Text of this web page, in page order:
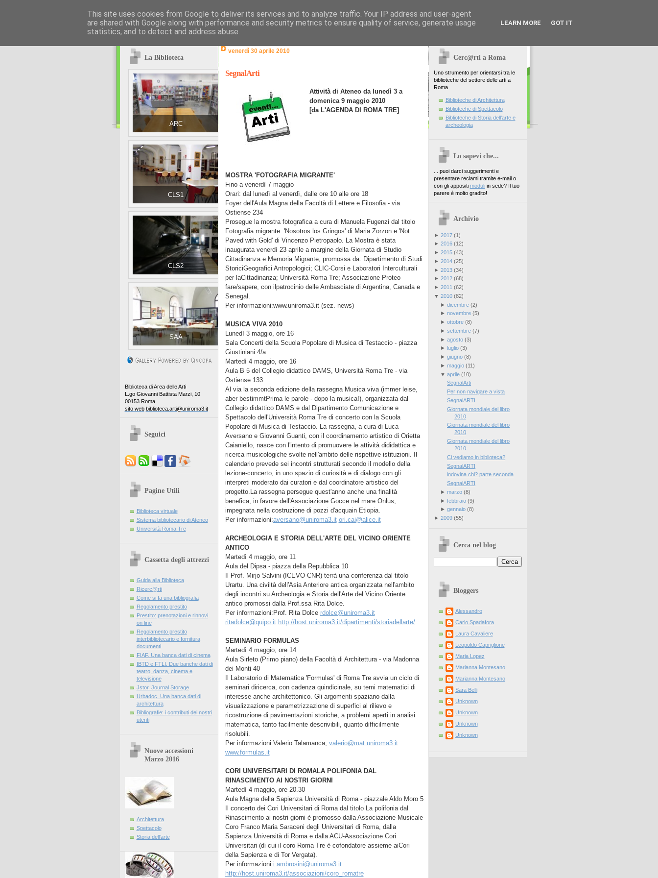
La Biblioteca
ARC
CLS1
CLS2
SAA
Biblioteca di Area delle Arti
L.go Giovanni Battista Marzi, 10
00153 Roma
sito web biblioteca.arti@uniroma3.it
Seguici
Pagine Utili
Biblioteca virtuale
Sistema bibliotecario di Ateneo
Università Roma Tre
Cassetta degli attrezzi
Guida alla Biblioteca
Ricerc@rti
Come si fa una bibliografia
Regolamento prestito
Prestito: prenotazioni e rinnovi
on line
Regolamento prestito
interbibliotecario e fornitura
documenti
FIAF. Una banca dati di cinema
IBTD e FTLI. Due banche dati di
teatro, danza, cinema e
televisione
Jstor. Journal Storage
Urbadoc. Una banca dati di
architettura
Bibliografie: i contributi dei nostri
utenti
Nuove accessioni
Marzo 2016
Architettura
Spettacolo
Storia dell'arte
venerdì 30 aprile 2010
SegnalArti
Attività di Ateneo da lunedì 3 a
domenica 9 maggio 2010
[da L'AGENDA DI ROMA TRE]
MOSTRA 'FOTOGRAFIA MIGRANTE'
Fino a venerdì 7 maggio
Orari: dal lunedì al venerdì, dalle ore 10 alle ore 18
Foyer dell'Aula Magna della Facoltà di Lettere e Filosofia - via
Ostiense 234
Prosegue la mostra fotografica a cura di Manuela Fugenzi dal titolo
Fotografia migrante: 'Nosotros los Gringos' di Maria Zorzon e 'Not
Paved with Gold' di Vincenzo Pietropaolo. La Mostra è stata
inaugurata venerdì 23 aprile a margine della Giornata di Studio
Cittadinanza e Memoria Migrante, promossa da: Dipartimento di Studi
StoriciGeografici Antropologici; CLIC-Corsi e Laboratori Interculturali
per laCittadinanza; Università Roma Tre; Associazione Proteo
fare/sapere, con ilpatrocinio delle Ambasciate di Argentina, Canada e
Senegal.
Per informazioni:www.uniroma3.it (sez. news)
MUSICA VIVA 2010
Lunedì 3 maggio, ore 16
Sala Concerti della Scuola Popolare di Musica di Testaccio - piazza
Giustiniani 4/a
Martedì 4 maggio, ore 16
Aula B 5 del Collegio didattico DAMS, Università Roma Tre - via
Ostiense 133
Al via la seconda edizione della rassegna Musica viva (immer leise,
aber bestimmtPrima le parole - dopo la musica!), organizzata dal
Collegio didattico DAMS e dal Dipartimento Comunicazione e
Spettacolo dell'Università Roma Tre di concerto con la Scuola
Popolare di Musica di Testaccio. La rassegna, a cura di Luca
Aversano e Giovanni Guanti, con il coordinamento artistico di Orietta
Caianiello, nasce con l'intento di promuovere le attività dididattica e
ricerca musicologiche svolte nell'ambito delle rispettive istituzioni. Il
calendario prevede sei incontri strutturati secondo il modello della
lezione-concerto, in uno spazio di curiosità e di dialogo con gli
interpreti moderato dai curatori e dal coordinatore artistico del
progetto.La rassegna persegue quest'anno anche una finalità
benefica, in favore dell'Associazione Gocce nel mare Onlus,
impegnata nella costruzione di pozzi d'acquain Etiopia.
Per informazioni:aversano@uniroma3.it ori.cai@alice.it
ARCHEOLOGIA E STORIA DELL'ARTE DEL VICINO ORIENTE
ANTICO
Martedì 4 maggio, ore 11
Aula del Dipsa - piazza della Repubblica 10
Il Prof. Mirjo Salvini (ICEVO-CNR) terrà una conferenza dal titolo
Urartu. Una civiltà dell'Asia Anteriore antica organizzata nell'ambito
degli incontri su Archeologia e Storia dell'Arte del Vicino Oriente
antico promossi dalla Prof.ssa Rita Dolce.
Per informazioni:Prof. Rita Dolce rdolce@uniroma3.it
ritadolce@quipo.it http://host.uniroma3.it/dipartimenti/storiadellarte/
SEMINARIO FORMULAS
Martedì 4 maggio, ore 14
Aula Sirleto (Primo piano) della Facoltà di Architettura - via Madonna
dei Monti 40
Il Laboratorio di Matematica 'Formulas' di Roma Tre avvia un ciclo di
seminari diricerca, con cadenza quindicinale, su temi matematici di
interesse anche architettonico. Gli argomenti spaziano dalla
visualizzazione e parametrizzazione di superfici al rilievo e
ricostruzione di pavimentazioni storiche, a problemi aperti in analisi
matematica, tanto facilmente descrivibili, quanto difficilmente
risolubili.
Per informazioni:Valerio Talamanca, valerio@mat.uniroma3.it
www.formulas.it
CORI UNIVERSITARI DI ROMALA POLIFONIA DAL
RINASCIMENTO AI NOSTRI GIORNI
Martedì 4 maggio, ore 20.30
Aula Magna della Sapienza Università di Roma - piazzale Aldo Moro 5
Il concerto dei Cori Universitari di Roma dal titolo La polifonia dal
Rinascimento ai nostri giorni è promosso dalla Associazione Musicale
Coro Franco Maria Saraceni degli Universitari di Roma, dalla
Sapienza Università di Roma e dalla ACU-Associazione Cori
Universitari (di cui il coro Roma Tre è cofondatore assieme aiCori
della Sapienza e di Tor Vergata).
Per informazioni:i.ambrosini@uniroma3.it
http://host.uniroma3.it/associazioni/coro_romatre
Cerc@rti a Roma
Uno strumento per orientarsi tra le
biblioteche del settore delle arti a
Roma
Biblioteche di Architettura
Biblioteche di Spettacolo
Biblioteche di Storia dell'arte e
archeologia
Lo sapevi che...
... puoi darci suggerimenti e
presentare reclami tramite e-mail o
con gli appositi moduliin sede? Il tuo
parere è molto gradito!
Archivio
► 2017(1)
► 2016(12)
► 2015(43)
► 2014(25)
► 2013(34)
► 2012(68)
► 2011 (62)
▼ 2010(82)
► dicembre(2)
► novembre(5)
► ottobre(8)
► settembre(7)
► agosto(3)
► luglio(3)
► giugno(8)
► maggio(11)
▼ aprile(10)
SegnalArti
Per non navigare a vista
SegnalARTI
Giornata mondiale del libro
2010
Giornata mondiale del libro
2010
Giornata mondiale del libro
2010
Ci vediamo in biblioteca?
SegnalARTI
indovina chi? parte seconda
SegnalARTI
► marzo(8)
► febbraio(9)
► gennaio(8)
► 2009(55)
Cerca nel blog
Bloggers
Alessandro
Carlo Spadafora
Laura Cavaliere
Leopoldo Capriglione
Maria Lopez
Marianna Montesano
Marianna Montesano
Sara Belli
Unknown
Unknown
Unknown
Unknown
This site uses cookies from Google to deliver its services and to analyze traffic. Your IP address and user-agent
are shared with Google along with performance and security metrics to ensure quality of service, generate usage
statistics, and to detect and address abuse.
LEARN MORE GOT IT